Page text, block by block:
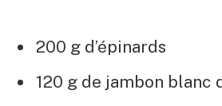
200 g d’épinards
120 g de jambon blanc